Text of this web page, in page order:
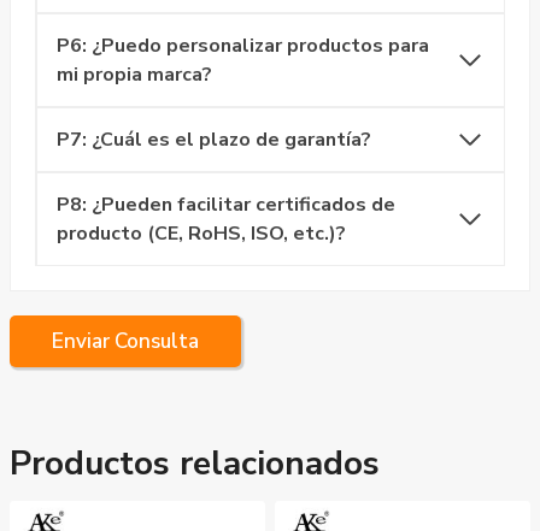
P6: ¿Puedo personalizar productos para
mi propia marca?
P7: ¿Cuál es el plazo de garantía?
P8: ¿Pueden facilitar certificados de
producto (CE, RoHS, ISO, etc.)?
Enviar Consulta
Productos relacionados